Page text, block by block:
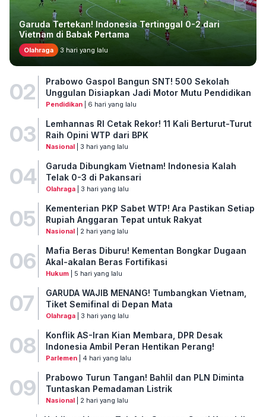
Garuda Tertekan! Indonesia Tertinggal 0-2 dari
Vietnam di Babak Pertama
Olahraga 3 hari yang lalu
02
Prabowo Gaspol Bangun SNT! 500 Sekolah
Unggulan Disiapkan Jadi Motor Mutu Pendidikan
Pendidikan| 6 hari yang lalu
03
Lemhannas RI Cetak Rekor! 11 Kali Berturut-Turut
Raih Opini WTP dari BPK
Nasional| 3 hari yang lalu
04
Garuda Dibungkam Vietnam! Indonesia Kalah
Telak 0-3 di Pakansari
Olahraga| 3 hari yang lalu
05
Kementerian PKP Sabet WTP! Ara Pastikan Setiap
Rupiah Anggaran Tepat untuk Rakyat
Nasional| 2 hari yang lalu
06
Mafia Beras Diburu! Kementan Bongkar Dugaan
Akal-akalan Beras Fortifikasi
Hukum| 5 hari yang lalu
07
GARUDA WAJIB MENANG! Tumbangkan Vietnam,
Tiket Semifinal di Depan Mata
Olahraga| 3 hari yang lalu
08
Konflik AS-Iran Kian Membara, DPR Desak
Indonesia Ambil Peran Hentikan Perang!
Parlemen| 4 hari yang lalu
09
Prabowo Turun Tangan! Bahlil dan PLN Diminta
Tuntaskan Pemadaman Listrik
Nasional| 2 hari yang lalu